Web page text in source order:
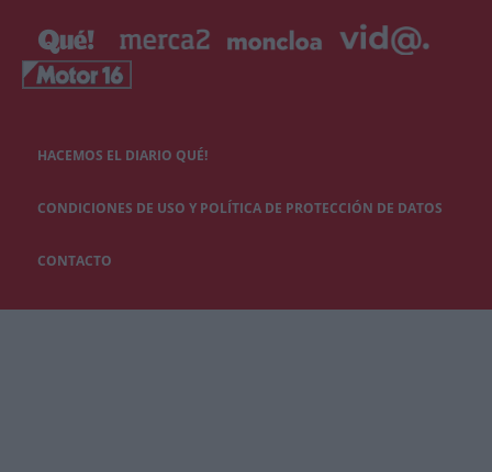
HACEMOS EL DIARIO QUÉ!
CONDICIONES DE USO Y POLÍTICA DE PROTECCIÓN DE DATOS
CONTACTO